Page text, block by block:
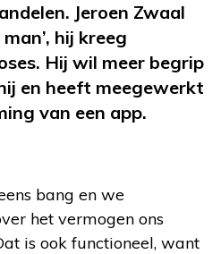
Jeroen Zwaal
hij kreeg
Hij wil meer begrip
en heeft meegewerkt
van een app.
bang en we
het vermogen ons
is ook functioneel, want